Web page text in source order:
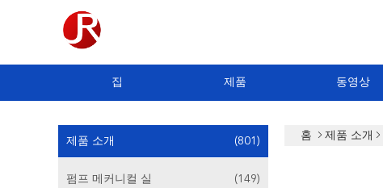
집 제품 동영상
제품 소개 (801)
펌프 메커니컬 실 (149)
홈 제품 소개